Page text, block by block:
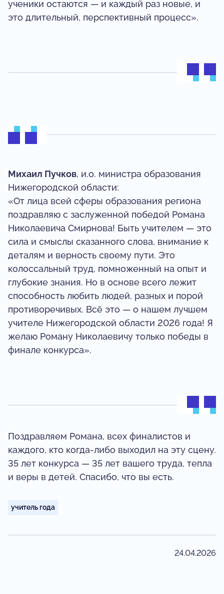
ученики остаются — и каждый раз новые, и
это длительный, перспективный процесс».
Михаил Пучков, и.о. министра образования
Нижегородской области:
«От лица всей сферы образования региона
поздравляю с заслуженной победой Романа
Николаевича Смирнова! Быть учителем — это
сила и смыслы сказанного слова, внимание к
деталям и верность своему пути. Это
колоссальный труд, помноженный на опыт и
глубокие знания. Но в основе всего лежит
способность любить людей, разных и порой
противоречивых. Всё это — о нашем лучшем
учителе Нижегородской области 2026 года! Я
желаю Роману Николаевичу только победы в
финале конкурса».
Поздравляем Романа, всех финалистов и
каждого, кто когда‑либо выходил на эту сцену.
35 лет конкурса — 35 лет вашего труда, тепла
и веры в детей. Спасибо, что вы есть.
учитель года
24.04.2026